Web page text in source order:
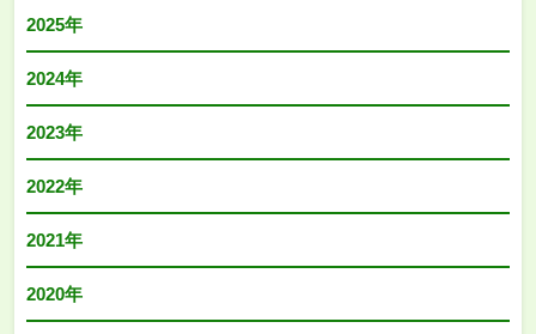
2025年
2024年
2023年
2022年
2021年
2020年